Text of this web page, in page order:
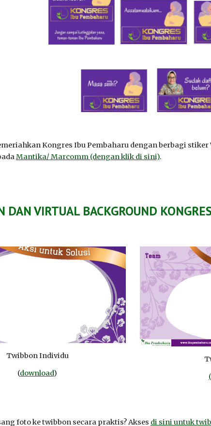
Kongres Ibu Pembaharu dengan berbagi stiker
Mantika/ Marcomm (dengan klik di sini).
DAN VIRTUAL BACKGROUND
Twibbon Individu
(download)
foto ke twibbon secara praktis? Akses di sini untuk